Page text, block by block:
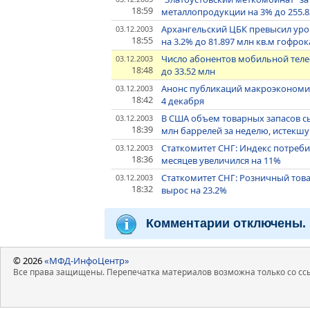
18:59
металлопродукции на 3% до
03.12.2003
18:55
Архангельский ЦБК превысил
на 3.2% до 81.897 млн кв.м
03.12.2003
18:48
Число абонентов мобильной
до 33.52 млн
03.12.2003
18:42
Анонс публикаций
4 декабря
03.12.2003
18:39
В США объем товарных запасов
млн баррелей за неделю,
03.12.2003
18:36
Статкомитет СНГ: Индекс
месяцев увеличился на 11%
03.12.2003
18:32
Статкомитет СНГ: Розничный
вырос на 23.2%
Комментарии отключены.
© 2026«МФД-ИнфоЦентр»
Все права защищены. Перепечатка материалов возможна только со